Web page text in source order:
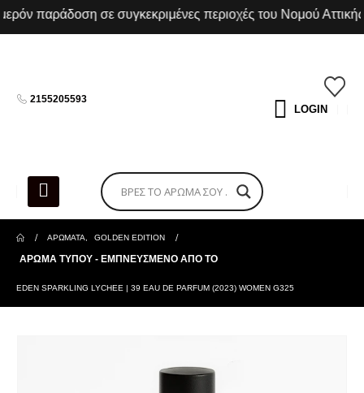
παράδοση σε συγκεκριμένες περιοχές του Νομού Αττικής
2155205593
LOGIN
ΑΡΩΜΑΤΑ GOLDEN EDITION
ΑΡΩΜΑ ΤΥΠΟΥ - ΕΜΠΝΕΥΣΜΕΝΟ ΑΠΟ ΤΟ
EDEN SPARKLING LYCHEE | 39 EAU DE PARFUM (2023) WOMEN G325